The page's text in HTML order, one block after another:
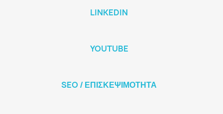
LINKEDIN
YOUTUBE
SEO / ΕΠΙΣΚΕΨΙΜΌΤΗΤΑ